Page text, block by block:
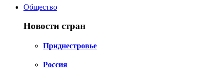
Общество
Новости стран
Приднестровье
Россия